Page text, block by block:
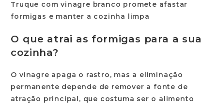
Truque com vinagre branco promete afastar
formigas e manter a cozinha limpa
O que atrai as formigas para a sua
cozinha?
O vinagre apaga o rastro, mas a eliminação
permanente depende de remover a fonte de
atração principal, que costuma ser o alimento